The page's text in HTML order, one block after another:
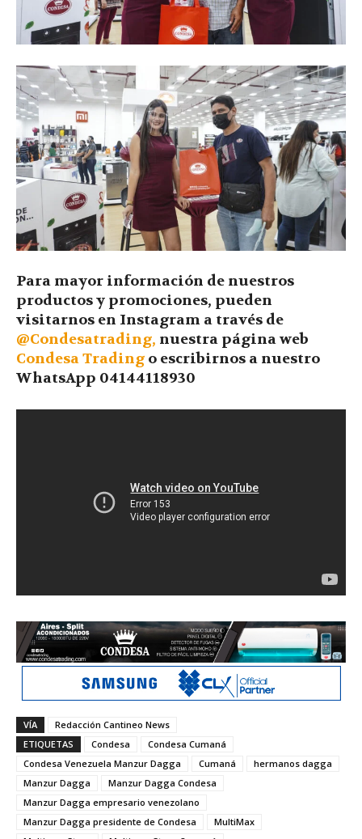
Para mayor información de nuestros
productos y promociones, pueden
visitarnos en Instagram a través de
@Condesatrading, nuestra página web
Condesa Trading o escribirnos a nuestro
WhatsApp 04144118930
VÍA
Redacción Cantineo News
ETIQUETAS
Condesa
Condesa Cumaná
Condesa Venezuela Manzur Dagga
Cumaná
hermanos dagga
Manzur Dagga
Manzur Dagga Condesa
Manzur Dagga empresario venezolano
Manzur Dagga presidente de Condesa
MultiMax